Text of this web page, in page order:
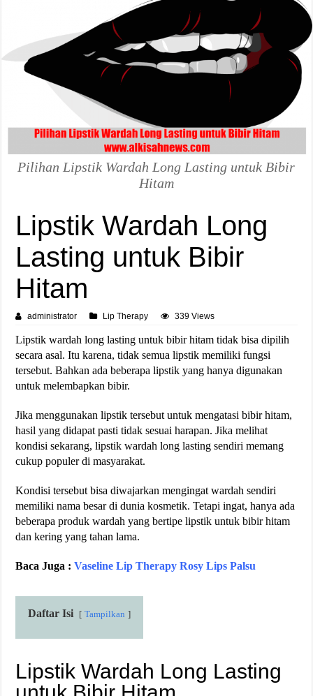
Pilihan Lipstik Wardah Long Lasting untuk Bibir
Hitam
Lipstik Wardah Long
Lasting untuk Bibir
Hitam
administrator Lip Therapy 339 Views
Lipstik wardah long lasting untuk bibir hitam tidak bisa dipilih
secara asal. Itu karena, tidak semua lipstik memiliki fungsi
tersebut. Bahkan ada beberapa lipstik yang hanya digunakan
untuk melembapkan bibir.
Jika menggunakan lipstik tersebut untuk mengatasi bibir hitam,
hasil yang didapat pasti tidak sesuai harapan. Jika melihat
kondisi sekarang, lipstik wardah long lasting sendiri memang
cukup populer di masyarakat.
Kondisi tersebut bisa diwajarkan mengingat wardah sendiri
memiliki nama besar di dunia kosmetik. Tetapi ingat, hanya ada
beberapa produk wardah yang bertipe lipstik untuk bibir hitam
dan kering yang tahan lama.
Baca Juga :Vaseline Lip Therapy Rosy Lips Palsu
Daftar Isi Tampilkan
Lipstik Wardah Long Lasting